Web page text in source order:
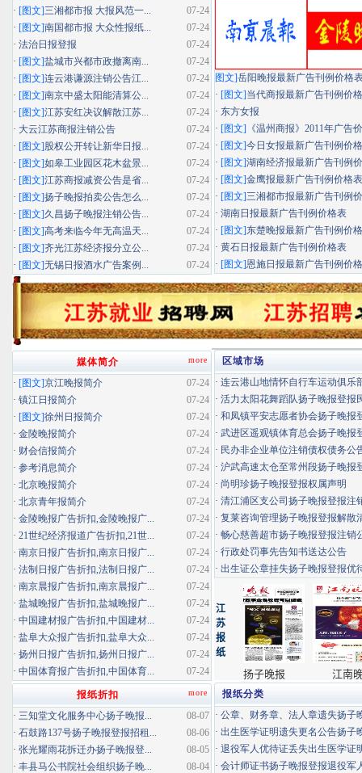
图文]岳阳晚报最新广告刊例价格
· [图文]当代商报最新广告刊例价
· 东方女报
· [图文] 《温州商报》2011年广告
· [图文]今日女报最新广告刊例价
· [图文]湖南经济报最新广告刊例
· [图文]金鹰报最新广告刊例价格表
· [图文]三湘都市报最新广告刊例
· 湖南日报最新广告刊例价格表
· [图文]东楚晚报最新广告刊例价
· 黄石日报最新广告刊例价格表
· [图文]恩施日报最新广告刊例价
07-24
· [图文]三湘都市报 大报风范一...
07-24
· [图文]南国都市报 大众性报纸...
07-24
· 法治日报登报
07-24
· [图文]盐城市兴都市政撤离南...
07-24
· [图文]连云港谦源注销公告江...
07-24
· [图文]南京中盛太阳能清算公...
07-24
· [图文]江苏安红决议解散江苏...
07-24
· 大云江苏商报注销公告
07-24
· [图文]股权公开转让新华日报...
07-24
· [图文]如皋工业园区花木盆景...
07-24
· [图文]江苏商报减资公告是省...
07-24
· [图文]扬子晚报拍卖公告怎么...
07-24
· [图文]久昌扬子晚报注销公告...
07-24
· [图文]高考来临今年无高温天...
07-24
· [图文]齐光江苏经济报分立公...
07-24
· [图文]无锡日报酒水广告案例...
区域市场
· 连云港山地情怀自行车运动俱乐
· 活力太阳花舞蹈队扬子晚报登报
· 和凤镇平安志愿者协会扬子晚报
· 武进区遥观镇体育总会扬子晚报
· 民办非企业单位注销债权债务公
· 沪武高速太仓至常州段扬子晚报
· 尚明珍扬子晚报登报权属声明
· 清江浦区支公司扬子晚报登报注
· 复莱咨询管理扬子晚报登报解散
· 畅心慈善超市扬子晚报登报注销
· 行政处罚事先告知书送达公告
· 出生证公章挂失扬子晚报登报优
报纸分类
· 公章、财务章、法人章遗失扬子
· 出生医学证明遗失更名公告扬子
· 退役军人优待证丢失出生医学证
· 会计师证书扬子晚报登报退役军
more
媒体简介
07-24
· [图文]京江晚报简介
07-24
· 镇江日报简介
07-24
· [图文]徐州日报简介
07-24
· 金陵晚报简介
07-24
· 财会信报简介
07-24
· 参考消息简介
07-24
· 北京晚报简介
07-24
· 北京青年报简介
07-24
· 金陵晚报广告折扣,金陵晚报广...
07-24
· 21世纪经济报道广告折扣,21世...
07-24
· 南京日报广告折扣,南京日报广...
07-24
· 法制日报广告折扣,法制日报广...
07-24
· 南京晨报广告折扣,南京晨报广...
07-24
· 盐城晚报广告折扣,盐城晚报广...
07-24
· 中国建材报广告折扣,中国建材...
07-24
· 盐阜大众报广告折扣,盐阜大众...
07-24
· 扬州日报广告折扣,扬州日报广...
07-24
· 中国体育报广告折扣,中国体育...
more
报纸折扣
08-07
· 三知堂文化服务中心扬子晚报...
08-06
· 石鼓路137号扬子晚报登报招租...
08-05
· 张光耀雨花拆迁办扬子晚报登...
08-04
· 丰县马公书院社会组织扬子晚...